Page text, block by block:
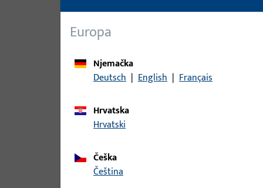
Opis proizvoda
Europa
Njemačka
Deutsch | English | Français
Hrvatska
Hrvatski
Češka
čeština